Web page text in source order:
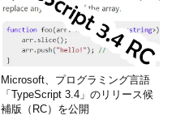
Microsoft、プログラミング言語
「TypeScript 3.4」のリリース候
補版（RC）を公開